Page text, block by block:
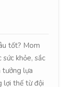
tốt? Mom
khỏe, sắc
tưởng lựa
lợi thế từ đội